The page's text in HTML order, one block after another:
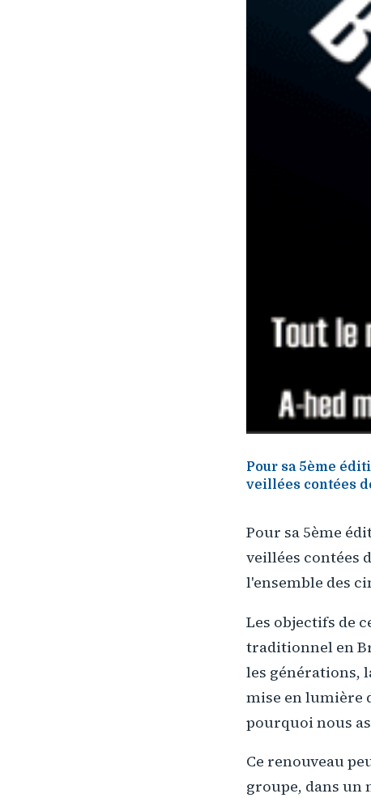
Pour sa 5ème
veillées contées
Pour sa 5ème
veillées contées
l'ensemble des
Les objectifs de
traditionnel en
les générations,
mise en lumière
pourquoi nous
Ce renouveau
groupe, dans un